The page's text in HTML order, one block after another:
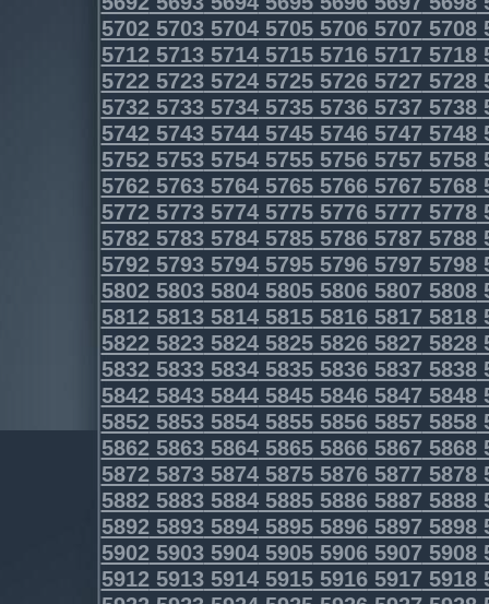
5702570357045705570657075708
5712571357145715571657175718
5722572357245725572657275728
5732573357345735573657375738
5742574357445745574657475748
5752575357545755575657575758
5762576357645765576657675768
5772577357745775577657775778
5782578357845785578657875788
5792579357945795579657975798
5802580358045805580658075808
5812581358145815581658175818
5822582358245825582658275828
5832583358345835583658375838
5842584358445845584658475848
5852585358545855585658575858
5862586358645865586658675868
5872587358745875587658775878
5882588358845885588658875888
5892589358945895589658975898
5902590359045905590659075908
5912591359145915591659175918